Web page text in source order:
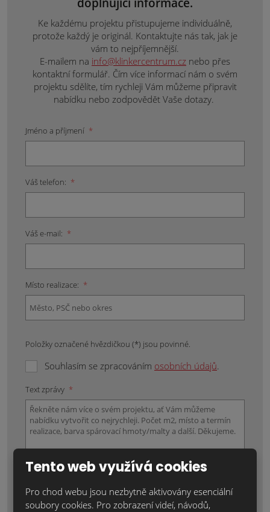
Ke každému projektu přistupujeme individuálně,
protože každý je originál. Kontaktujte nás tak, jak je
vám to nejpříjemnější.
E-mailem na info@klinkercentrum.cz nebo přes
kontaktní formulář. Čím více informací nám o svém
projektu sdělíte, tím rychleji Vám můžeme připravit
nabídku nebo zodpovědět Vaše dotazy.
Jméno a příjmení *
Váš telefon: *
Váš e-mail: *
Místo realizace: *
Položky označené hvězdičkou (*) jsou povinné.
Souhlasím se zpracováním osobních údajů.
Text zprávy *
Tento web využívá cookies
Pro chod webu jsou nezbytně aktivovány esenciální
soubory cookies. Pro zobrazení videí, návodů,